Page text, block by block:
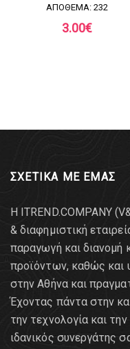
ΑΠΟΘΕΜΑ: 232
3.00€
ΣΧΕΤΙΚΑ ΜΕ ΕΜΑΣ
Η ITREND.COMPANY
& διαφημιστική
παραγωγή και διανομή
προϊόντων, καθώς και
στην Αθήνα και
Έχοντας πάντα στην
την τεχνολογία και
ιδανικός συνεργάτης